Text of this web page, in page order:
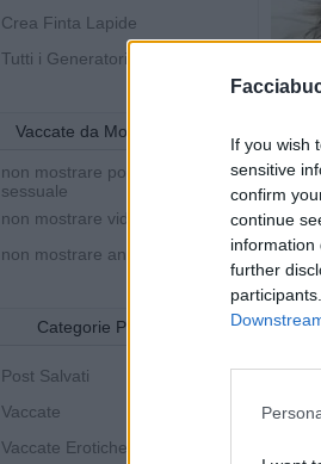
If you wish
sensitive
confirm
continue
information
further
Crea Finta Lapide
Tutti i Generatori
Vaccate da Mostrare
non mostrare post a sfondo
sessuale
non mostrare video youtube
non mostrare animazioni
Categorie Post
Post Salvati
Vaccate
Vaccate Erotiche